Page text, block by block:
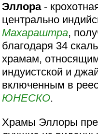
Эллора-
центрально
Махараштра,
благодаря 34
храмам,
индуистской и
включенным в
ЮНЕСКО.
Храмы Эллоры